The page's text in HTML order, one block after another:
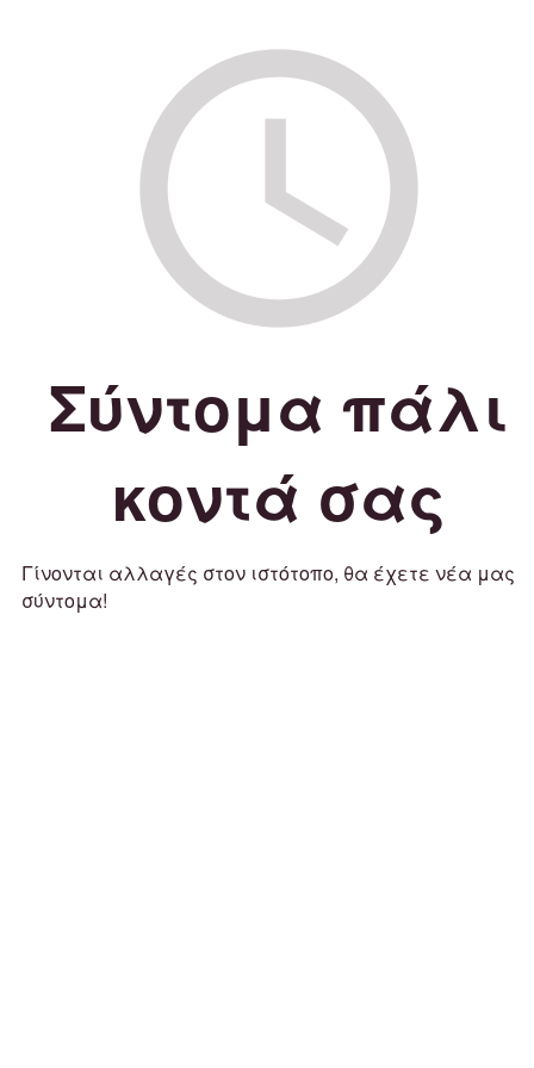
Σύντομα πάλι
κοντά σας
Γίνονται αλλαγές στον ιστότοπο, θα έχετε νέα μας
σύντομα!